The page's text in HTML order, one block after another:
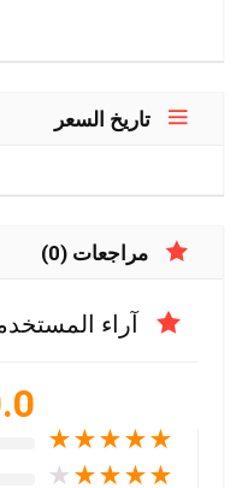
تاريخ السعر
مراجعات (0)
آراء
★
★
★
★
★
★
★
★
★
★